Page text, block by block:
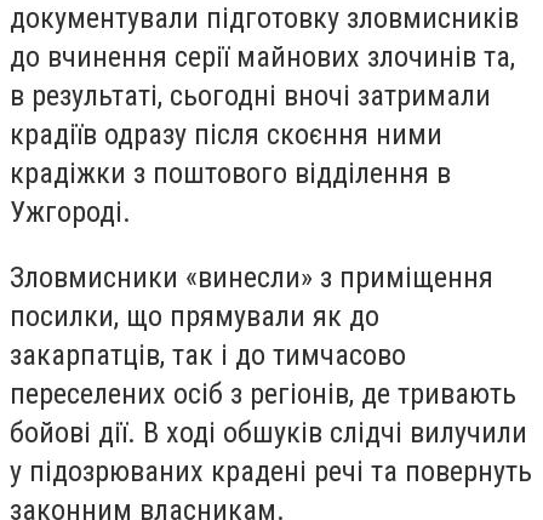
документували підготовку зловмисників
до вчинення серії майнових злочинів та,
в результаті, сьогодні вночі затримали
крадіїв одразу після скоєння ними
крадіжки з поштового відділення в
Ужгороді.
Зловмисники «винесли» з приміщення
посилки, що прямували як до
закарпатців, так і до тимчасово
переселених осіб з регіонів, де тривають
бойові дії. В ході обшуків слідчі вилучили
у підозрюваних крадені речі та повернуть
законним власникам.